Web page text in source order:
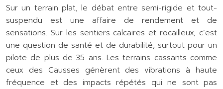
Sur un terrain plat, le débat entre semi-rigide et tout-
suspendu est une affaire de rendement et de
sensations. Sur les sentiers calcaires et rocailleux, c’est
une question de santé et de durabilité, surtout pour un
pilote de plus de 35 ans. Les terrains cassants comme
ceux des Causses génèrent des vibrations à haute
fréquence et des impacts répétés qui ne sont pas